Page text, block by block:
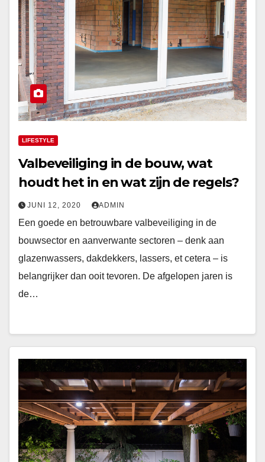
LIFESTYLE
Valbeveiliging in de bouw, wat
houdt het in en wat zijn de regels?
JUNI 12, 2020 ADMIN
Een goede en betrouwbare valbeveiliging in de
bouwsector en aanverwante sectoren – denk aan
glazenwassers, dakdekkers, lassers, et cetera – is
belangrijker dan ooit tevoren. De afgelopen jaren is
de…